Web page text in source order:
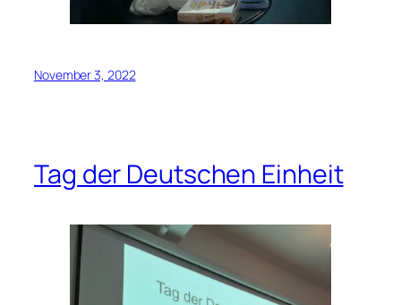
November 3, 2022
Tag der Deutschen Einheit